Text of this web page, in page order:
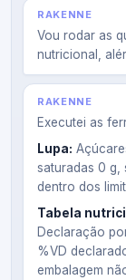
RAKENNE
Vou rodar as
nutricional,
RAKENNE
Executei as
Lupa:
saturadas 0
dentro dos
Tabela
Declaração
%VD
embalagem